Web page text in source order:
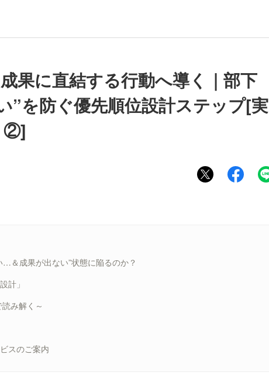
成果に直結する行動へ導く｜部下
”を防ぐ優先順位設計ステップ[実
②]
＆成果が出ない”状態に陥るのか？
計」
み解く～
スのご案内